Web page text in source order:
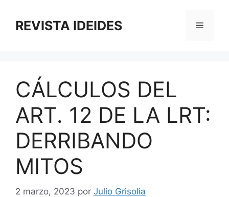
contenido
REVISTA IDEIDES Menú
CÁLCULOS DEL
ART. 12 DE LA LRT:
DERRIBANDO
MITOS
2 marzo, 2023 por Julio Grisolia